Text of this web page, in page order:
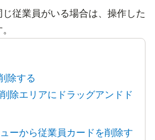
従業員がいる場合は、操作した
除する
除エリアにドラッグアンドド
ーから従業員カードを削除す